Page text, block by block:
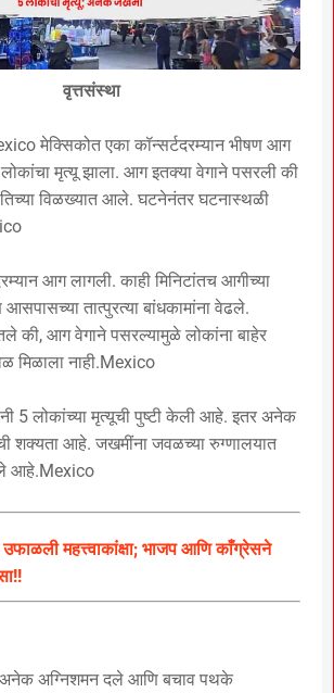
वृत्तसंस्था
मेक्सिकोत एका कॉन्सर्टदरम्यान भीषण आग
मृत्यू झाला. आग इतक्या वेगाने पसरली की
विळख्यात आले. घटनेनंतर घटनास्थळी
आग लागली. काही मिनिटांतच आगीच्या
तात्पुरत्या बांधकामांना वेढले.
की, आग वेगाने पसरल्यामुळे लोकांना बाहेर
मिळाला नाही.Mexico
5 लोकांच्या मृत्यूची पुष्टी केली आहे. इतर अनेक
शक्यता आहे. जखमींना जवळच्या रुग्णालयात
आहे.Mexico
महत्त्वाकांक्षा; भाजप आणि काँग्रेसने
अनेक अग्निशमन दले आणि बचाव पथके